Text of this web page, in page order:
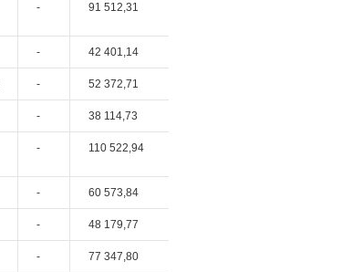
- 91 512,31
- 42 401,14
- 52 372,71
- 38 114,73
- 110 522,94
- 60 573,84
- 48 179,77
- 77 347,80